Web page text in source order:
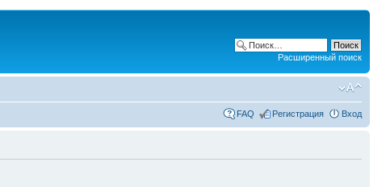
Расширенный поиск
FAQ Регистрация Вход